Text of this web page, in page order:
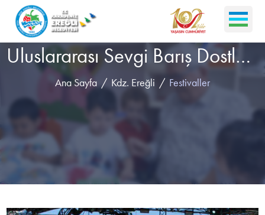
Uluslararası Sevgi Barış Dostluk Kültür ve Sanat Festivali
Ana Sayfa Kdz. Ereğli Festivaller